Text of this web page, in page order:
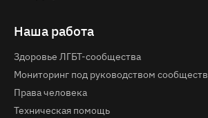
Наша работа
Здоровье ЛГБТ-сообщества
Мониторинг под руководством сообществ
Права человека
Техническая помощь